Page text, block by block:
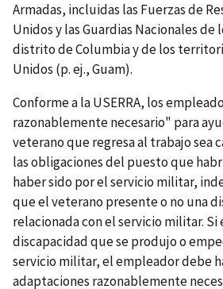
Armadas, incluidas las Fuerzas de
Unidos y las Guardias Nacionales de
distrito de Columbia y de los
Unidos (p. ej., Guam).
Conforme a la USERRA, los
razonablemente necesario" para
veterano que regresa al trabajo sea
las obligaciones del puesto que
haber sido por el servicio militar,
que el veterano presente o no una
relacionada con el servicio militar.
discapacidad que se produjo o
servicio militar, el empleador debe
adaptaciones razonablemente